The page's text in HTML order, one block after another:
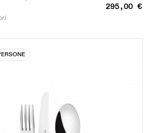
295,00 €